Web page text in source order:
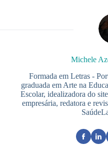
Michele
Formada em Letras -
graduada em Arte na
Escolar, idealizadora do
empresária, redatora e